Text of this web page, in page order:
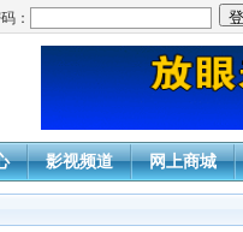
：
影视频道 网上商城